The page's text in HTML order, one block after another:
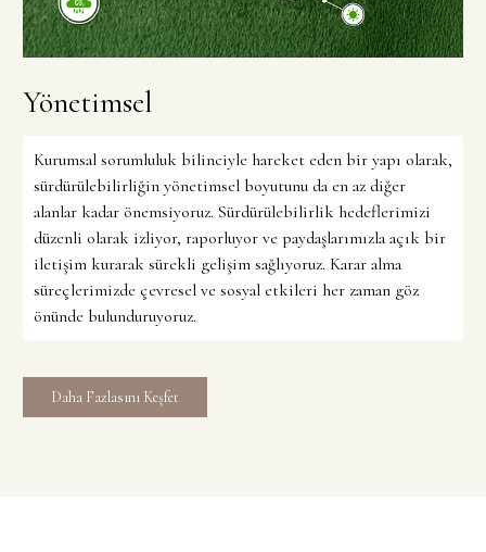
Yönetimsel
Kurumsal sorumluluk bilinciyle hareket eden bir yapı olarak,
sürdürülebilirliğin yönetimsel boyutunu da en az diğer
alanlar kadar önemsiyoruz. Sürdürülebilirlik hedeflerimizi
düzenli olarak izliyor, raporluyor ve paydaşlarımızla açık bir
iletişim kurarak sürekli gelişim sağlıyoruz. Karar alma
süreçlerimizde çevresel ve sosyal etkileri her zaman göz
önünde bulunduruyoruz.
Daha Fazlasını Keşfet